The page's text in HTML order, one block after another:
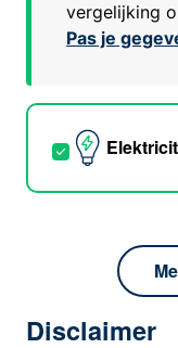
vergelijking
Pas je
Disclaimer